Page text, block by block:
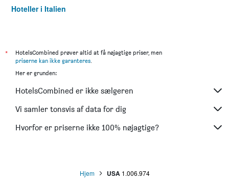
Hoteller i Italien
Hoteller i Frankrig
Hoteller i Portugal
Hoteller i Japan
Hoteller i Polen
Hoteller i Cambodja
*
HotelsCombined prøver altid at få nøjagtige priser, men
priserne kan ikke garanteres.
Her er grunden:
HotelsCombined er ikke sælgeren
Vi samler tonsvis af data for dig
Hvorfor er priserne ikke 100% nøjagtige?
Hjem USA 1.006.974